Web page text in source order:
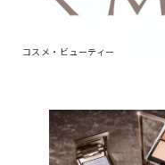
コスメ・ビューティー